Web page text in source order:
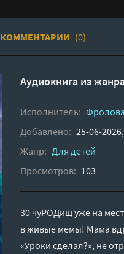
КОММЕНТАРИИ (0)
Аудиокнига из
Исполнитель:
Добавлено: 25-06-
Жанр: Для детей
Просмотров: 103
30 чуРОДищ уже на
в живые мемы! Мама
«Уроки сделал?», не